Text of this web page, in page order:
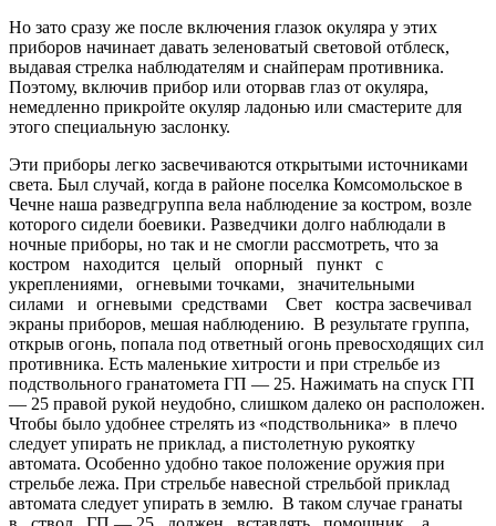
Но зато сразу же после включения глазок окуляра у этих
приборов начинает давать зеленоватый световой отблеск,
выдавая стрелка наблюдателям и снайперам противника.
Поэтому, включив прибор или оторвав глаз от окуляра,
немедленно прикройте окуляр ладонью или смастерите для
этого специальную заслонку.
Эти приборы легко засвечиваются открытыми источниками
света. Был случай, когда в районе поселка Комсомольское в
Чечне наша разведгруппа вела наблюдение за костром, возле
которого сидели боевики. Разведчики долго наблюдали в
ночные приборы, но так и не смогли рассмотреть, что за
костром находится целый опорный пункт с
укреплениями, огневыми точками, значительными
силами и огневыми средствами Свет костра засвечивал
экраны приборов, мешая наблюдению. В результате группа,
открыв огонь, попала под ответный огонь превосходящих сил
противника. Есть маленькие хитрости и при стрельбе из
подствольного гранатомета ГП — 25. Нажимать на спуск ГП
— 25 правой рукой неудобно, слишком далеко он расположен.
Чтобы было удобнее стрелять из «подствольника» в плечо
следует упирать не приклад, а пистолетную рукоятку
автомата. Особенно удобно такое положение оружия при
стрельбе лежа. При стрельбе навесной стрельбой приклад
автомата следует упирать в землю. В таком случае гранаты